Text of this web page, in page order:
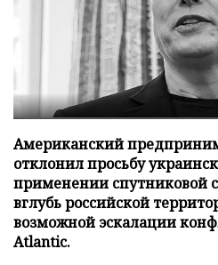
Американский
отклонил просьбу
применении спутниковой
вглубь российской
возможной эскалации
Atlantic.